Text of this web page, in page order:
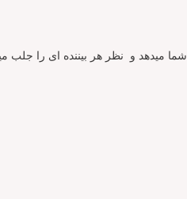
میدهد و نظر هر بیننده ای را جلب